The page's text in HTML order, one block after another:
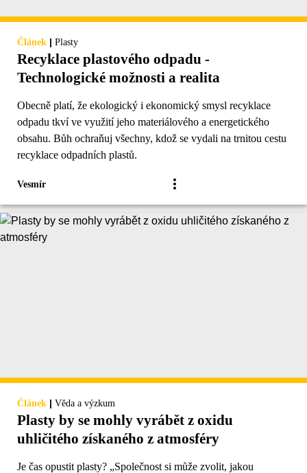
Článek | Plasty
Recyklace plastového odpadu -
Technologické možnosti a realita
Obecně platí, že ekologický i ekonomický smysl recyklace
odpadu tkví ve využití jeho materiálového a energetického
obsahu. Bůh ochraňuj všechny, kdož se vydali na trnitou cestu
recyklace odpadních plastů.
Vesmír
Článek | Věda a výzkum
Plasty by se mohly vyrábět z oxidu
uhličitého získaného z atmosféry
Je čas opustit plasty? „Společnost si může zvolit, jakou